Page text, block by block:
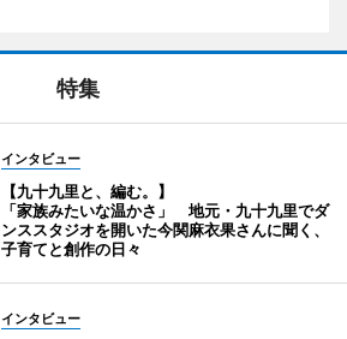
特集
インタビュー
【九十九里と、編む。】
「家族みたいな温かさ」 地元・九十九里でダ
ンススタジオを開いた今関麻衣果さんに聞く、
子育てと創作の日々
インタビュー